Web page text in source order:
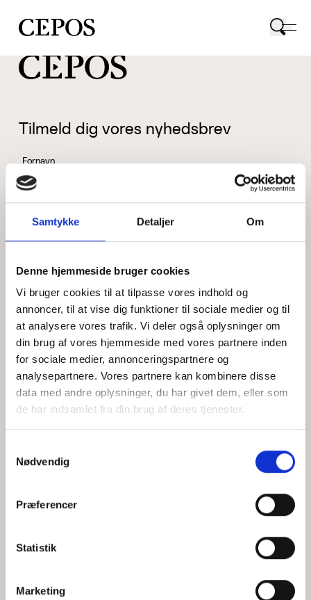
Samtykke Detaljer Om
Denne hjemmeside bruger cookies
Vi bruger cookies til at tilpasse vores indhold og
annoncer, til at vise dig funktioner til sociale medier og til
at analysere vores trafik. Vi deler også oplysninger om
din brug af vores hjemmeside med vores partnere inden
for sociale medier, annonceringspartnere og
analysepartnere. Vores partnere kan kombinere disse
data med andre oplysninger, du har givet dem, eller som
de har indsamlet fra din brug af deres tjenester.
Nødvendig
Præferencer
Statistik
Marketing
CEPOS logo
Tilmeld dig vores nyhedsbrev
Fornavn
Efternavn
Jeg accepterer behandlingen af mine personoplysninger i
henhold tilprivatlivspolitikken
Hvem er CEPOS